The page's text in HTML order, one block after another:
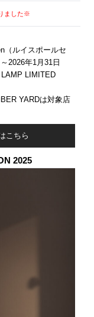
ました※
（ルイスポールセ
2026年1月31日
LAMP LIMITED
YARDは対象店
こちら
2025